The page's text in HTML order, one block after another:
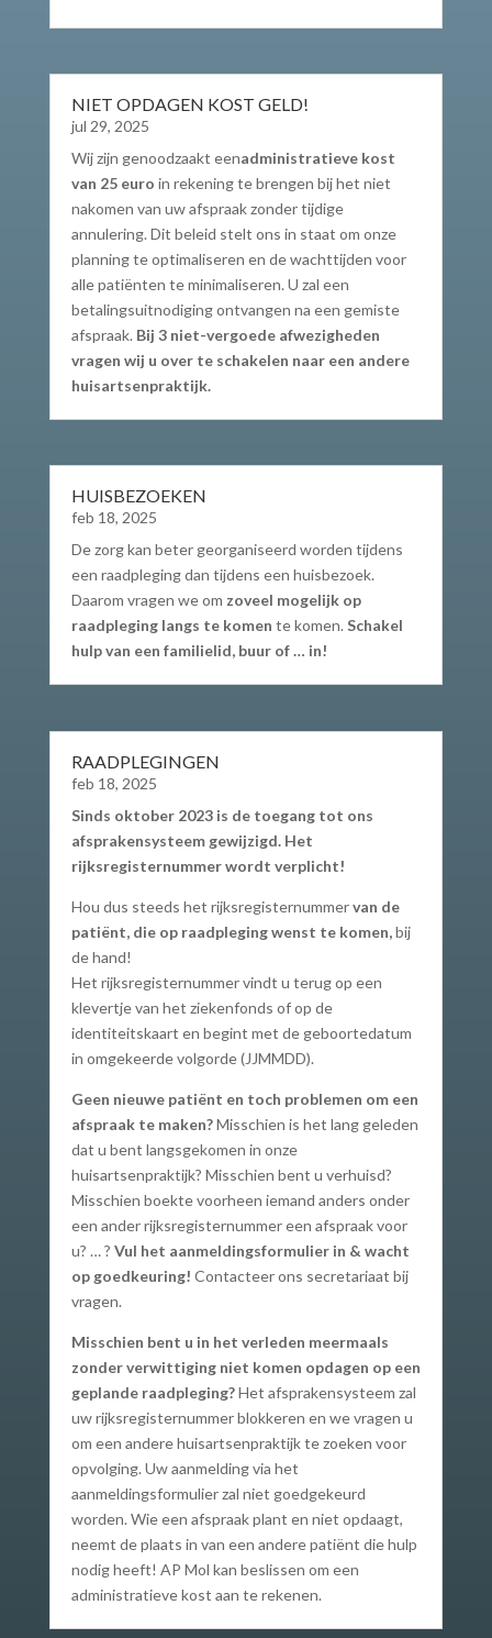
NIET OPDAGEN KOST GELD!
jul 29, 2025
Wij zijn genoodzaakt eenadministratieve kost
van 25 euro in rekening te brengen bij het niet
nakomen van uw afspraak zonder tijdige
annulering. Dit beleid stelt ons in staat om onze
planning te optimaliseren en de wachttijden voor
alle patiënten te minimaliseren. U zal een
betalingsuitnodiging ontvangen na een gemiste
afspraak. Bij 3 niet-vergoede afwezigheden
vragen wij u over te schakelen naar een andere
huisartsenpraktijk.
HUISBEZOEKEN
feb 18, 2025
De zorg kan beter georganiseerd worden tijdens
een raadpleging dan tijdens een huisbezoek.
Daarom vragen we om zoveel mogelijk op
raadpleging langs te komen te komen. Schakel
hulp van een familielid, buur of … in!
RAADPLEGINGEN
feb 18, 2025
Sinds oktober 2023 is de toegang tot ons
afsprakensysteem gewijzigd. Het
rijksregisternummer wordt verplicht!
Hou dus steeds het rijksregisternummervan de
patiënt, die op raadpleging wenst te komen,bij
de hand!
Het rijksregisternummer vindt u terug op een
klevertje van het ziekenfonds of op de
identiteitskaart en begint met de geboortedatum
in omgekeerde volgorde (JJMMDD).
Geen nieuwe patiënt en toch problemen om een
afspraak te maken?Misschien is het lang geleden
dat u bent langsgekomen in onze
huisartsenpraktijk? Misschien bent u verhuisd?
Misschien boekte voorheen iemand anders onder
een ander rijksregisternummer een afspraak voor
u? … ? Vul het aanmeldingsformulier in & wacht
op goedkeuring! Contacteer ons secretariaat bij
vragen.
Misschien bent u in het verleden meermaals
zonder verwittiging niet komen opdagen op een
geplande raadpleging?Het afsprakensysteem zal
uw rijksregisternummer blokkeren en we vragen u
om een andere huisartsenpraktijk te zoeken voor
opvolging. Uw aanmelding via het
aanmeldingsformulier zal niet goedgekeurd
worden. Wie een afspraak plant en niet opdaagt,
neemt de plaats in van een andere patiënt die hulp
nodig heeft! AP Mol kan beslissen om een
administratieve kost aan te rekenen.